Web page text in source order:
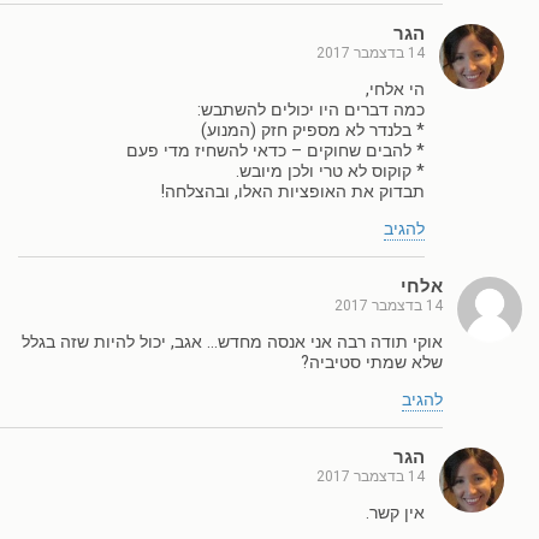
הגר
14 בדצמבר 2017
הי אלחי,
כמה דברים היו יכולים להשתבש:
* בלנדר לא מספיק חזק (המנוע)
* להבים שחוקים – כדאי להשחיז מדי פעם
* קוקוס לא טרי ולכן מיובש.
תבדוק את האופציות האלו, ובהצלחה!
להגיב
אלחי
14 בדצמבר 2017
אוקי תודה רבה אני אנסה מחדש… אגב, יכול להיות שזה בגלל
שלא שמתי סטיביה?
להגיב
הגר
14 בדצמבר 2017
אין קשר.